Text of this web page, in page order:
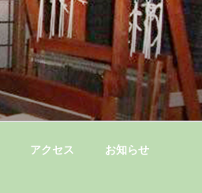
アクセス お知らせ